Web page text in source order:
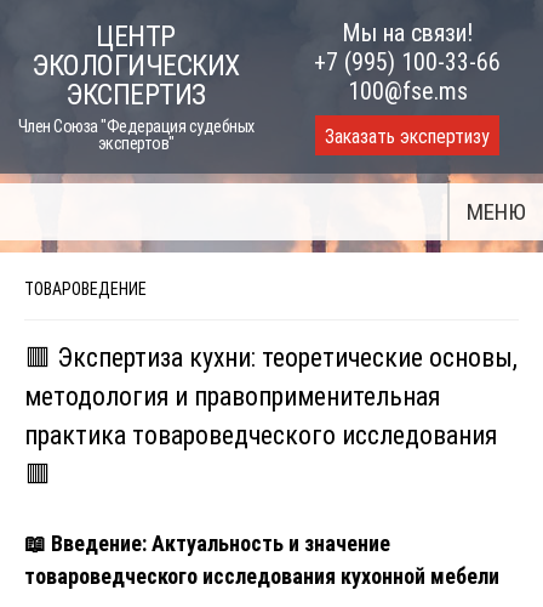
content
ЦЕНТР
ЭКОЛОГИЧЕСКИХ
ЭКСПЕРТИЗ
Член Союза "Федерация судебных
экспертов"
Мы на связи!
+7 (995) 100-33-66
100@fse.ms
Заказать экспертизу
МЕНЮ
ТОВАРОВЕДЕНИЕ
🟥 Экспертиза кухни: теоретические основы,
методология и правоприменительная
практика товароведческого исследования
🟥
📖 Введение: Актуальность и значение
товароведческого исследования кухонной мебели